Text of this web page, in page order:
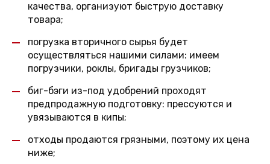
качества, организуют быструю доставку
товара;
погрузка вторичного сырья будет
осуществляться нашими силами: имеем
погрузчики, роклы, бригады грузчиков;
биг-бэги из-под удобрений проходят
предпродажную подготовку: прессуются и
увязываются в кипы;
отходы продаются грязными, поэтому их цена
ниже;